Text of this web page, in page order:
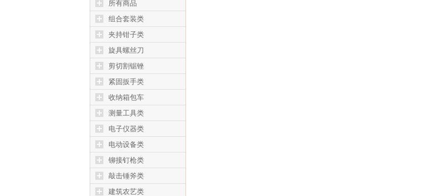
所有商品
组合套装类
夹持钳子类
旋具螺丝刀
剪切割锯锉
紧固扳手类
收纳箱包车
测量工具类
电子仪器类
电动设备类
铆接钉枪类
敲击锤斧类
建筑农艺类